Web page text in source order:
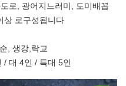
로, 광어지느러미, 도미배꼽
상 로구성됩니다
, 생강,락교
/ 대 4인 / 특대 5인